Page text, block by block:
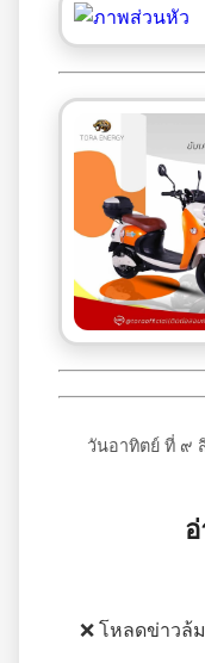
วันอาทิตย์ ที่ ๙
❌ โหลดข่าวล้